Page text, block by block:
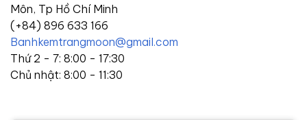
Môn, Tp Hồ Chí Minh
(+84) 896 633 166
Banhkemtrangmoon@gmail.com
Thứ 2 - 7: 8:00 - 17:30
Chủ nhật: 8:00 - 11:30